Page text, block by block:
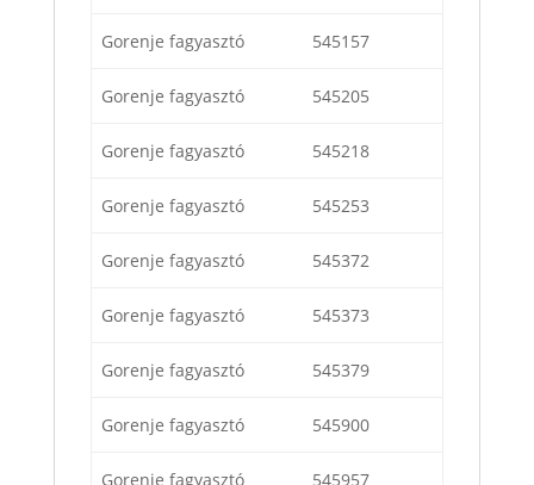
Gorenje fagyasztó 545157
Gorenje fagyasztó 545205
Gorenje fagyasztó 545218
Gorenje fagyasztó 545253
Gorenje fagyasztó 545372
Gorenje fagyasztó 545373
Gorenje fagyasztó 545379
Gorenje fagyasztó 545900
Gorenje fagyasztó 545957